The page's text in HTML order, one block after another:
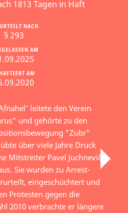
1813 Tagen in Haft
AM
AM
NACH
§ 293
leitete den Verein
und gehörte zu den
"Zubr"
über viele Jahre Druck
Mitstreiter Pavel Juchnevič
Sie wurden zu Arrest-
eingeschüchtert und
Protesten gegen die
2010 verbrachte er längere